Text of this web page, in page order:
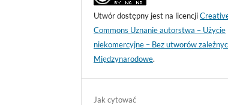
Utwór dostępny jest na licencji
Commons Uznanie autorstwa – Użycie
niekomercyjne – Bez utworów
Międzynarodowe.
Jak cytować